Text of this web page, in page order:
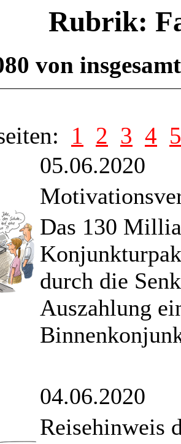
Rubrik:
von
1 2 3 4 5
05.06.2020
Das 130
durch die
Auszahlung
04.06.2020
Reisehinweis